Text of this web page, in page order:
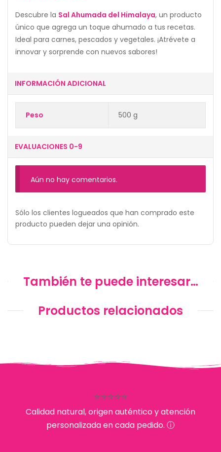
Descubre la Sal Ahumada del Himalaya, un producto
único que agrega un toque ahumado a tus recetas.
Ideal para carnes, pescados y vegetales. ¡Atrévete a
innovar y sorprende con nuevos sabores!
INFORMACIÓN ADICIONAL
Peso 500 g
EVALUACIONES 0-9
Aún no hay comentarios.
Sólo los clientes logueados que han comprado este
producto pueden dejar una opinión.
También te puede interesar…
Productos relacionados
⭐⭐⭐⭐⭐
Calidad natural, origen auténtico y atención
personalizada en cada pedido. ⓘ